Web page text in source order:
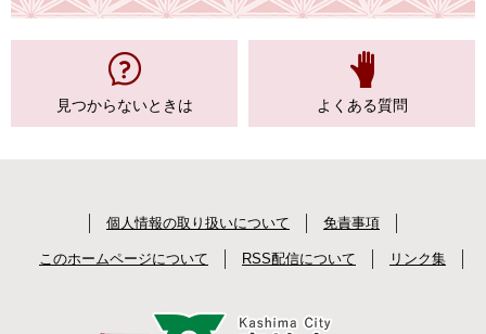
見つからないときは よくある質問
個人情報の取り扱いについて 免責事項
このホームページについて RSS配信について リンク集